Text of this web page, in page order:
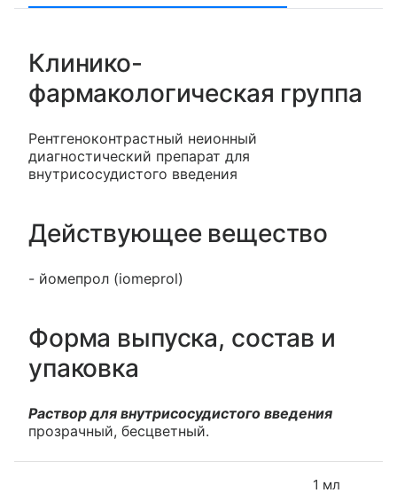
Клинико-
фармакологическая группа
Рентгеноконтрастный неионный
диагностический препарат для
внутрисосудистого введения
Действующее вещество
- йомепрол (iomeprol)
Форма выпуска, состав и
упаковка
Раствор для внутрисосудистого введения
прозрачный, бесцветный.
1 мл